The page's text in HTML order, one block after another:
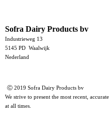
Sofra Dairy Products bv
Industrieweg 13
5145 PD Waalwijk
Nederland
Ⓒ 2019 Sofra Dairy Products bv
We strive to present the most recent,
at all times.